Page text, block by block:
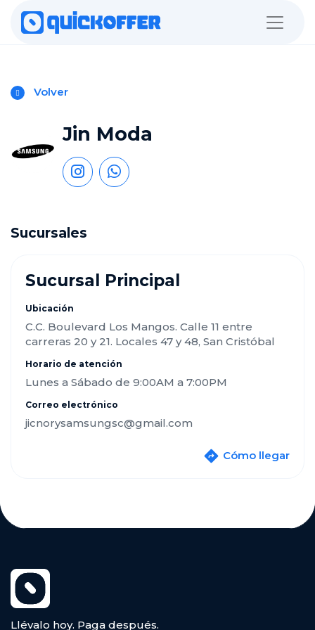
Volver
Jin Moda
Sucursales
Sucursal Principal
Ubicación
C.C. Boulevard Los Mangos. Calle 11 entre
carreras 20 y 21. Locales 47 y 48, San Cristóbal
Horario de atención
Lunes a Sábado de 9:00AM a 7:00PM
Correo electrónico
jicnorysamsungsc@gmail.com
Cómo llegar
Llévalo hoy. Paga después.